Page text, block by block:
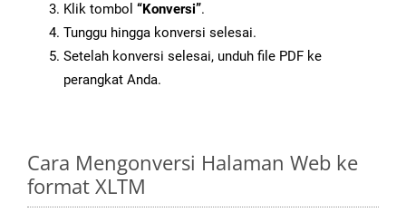
Klik tombol “Konversi”.
Tunggu hingga konversi selesai.
Setelah konversi selesai, unduh file PDF ke
perangkat Anda.
Cara Mengonversi Halaman Web ke
format XLTM